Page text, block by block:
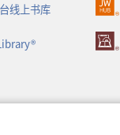
线上书库
（打
开
新